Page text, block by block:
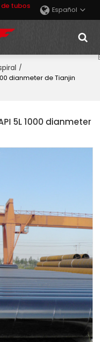
de tubos
Español
/
dianmeter de Tianjin
5L 1000 dianmeter